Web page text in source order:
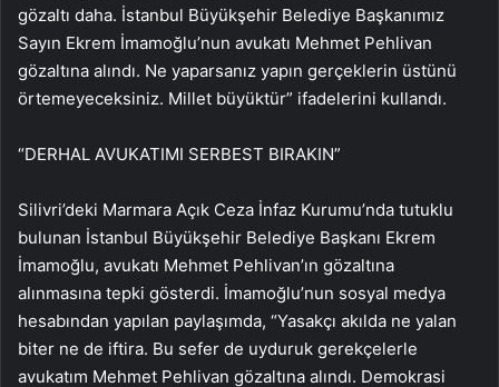
gözaltı daha. İstanbul Büyükşehir Belediye Başkanımız
Sayın Ekrem İmamoğlu’nun avukatı Mehmet Pehlivan
gözaltına alındı. Ne yaparsanız yapın gerçeklerin üstünü
örtemeyeceksiniz. Millet büyüktür” ifadelerini kullandı.
“DERHAL AVUKATIMI SERBEST BIRAKIN”
Silivri’deki Marmara Açık Ceza İnfaz Kurumu’nda tutuklu
bulunan İstanbul Büyükşehir Belediye Başkanı Ekrem
İmamoğlu, avukatı Mehmet Pehlivan’ın gözaltına
alınmasına tepki gösterdi. İmamoğlu’nun sosyal medya
hesabından yapılan paylaşımda, “Yasakçı akılda ne yalan
biter ne de iftira. Bu sefer de uyduruk gerekçelerle
avukatım Mehmet Pehlivan gözaltına alındı. Demokrasi